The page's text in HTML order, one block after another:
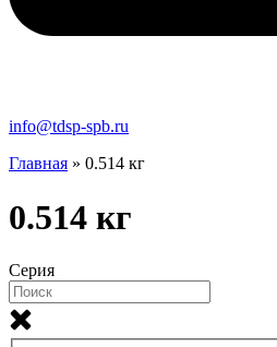
info@tdsp-spb.ru
Главная » 0.514 кг
0.514 кг
Серия